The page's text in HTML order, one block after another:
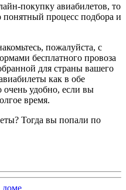
покупку авиабилетов, то
процесс подбора и
пожалуйста, с
бесплатного провоза
для страны вашего
как в обе
очень удобно, если вы
время.
Тогда вы попали по